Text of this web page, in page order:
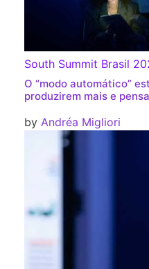
South Summit Brasil
O “modo automático”
produzirem mais e
by Andréa Migliori